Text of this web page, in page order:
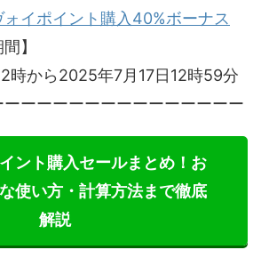
イポイント購入40%ボーナス
】
時から2025年7月17日12時59分
ーーーーーーーーーーーーーー
ント購入セールまとめ！お
使い方・計算方法まで徹底
解説